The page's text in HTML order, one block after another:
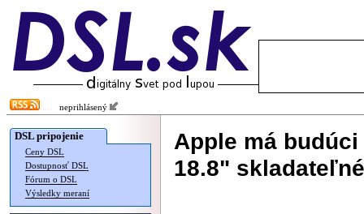
neprihlásený
DSL pripojenie
Ceny DSL
Dostupnosť DSL
Fórum o DSL
Výsledky meraní
Apple má
18.8"